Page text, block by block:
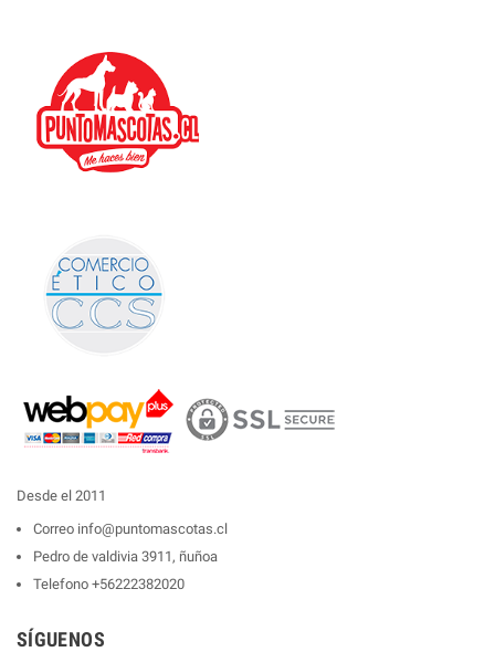
Desde el 2011
Correo info@puntomascotas.cl
Pedro de valdivia 3911, ñuñoa
Telefono +56222382020
SÍGUENOS